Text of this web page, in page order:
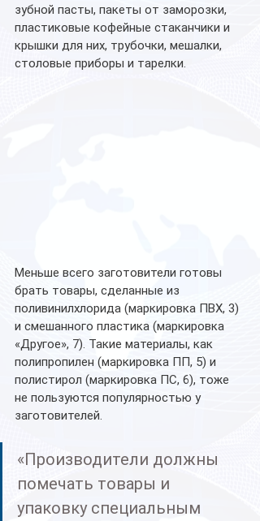
зубной пасты, пакеты от заморозки,
пластиковые кофейные стаканчики и
крышки для них, трубочки, мешалки,
столовые приборы и тарелки.
Меньше всего заготовители готовы
брать товары, сделанные из
поливинилхлорида (маркировка ПВХ, 3)
и смешанного пластика (маркировка
«Другое», 7). Такие материалы, как
полипропилен (маркировка ПП, 5) и
полистирол (маркировка ПС, 6), тоже
не пользуются популярностью у
заготовителей.
«Производители должны
помечать товары и
упаковку специальным